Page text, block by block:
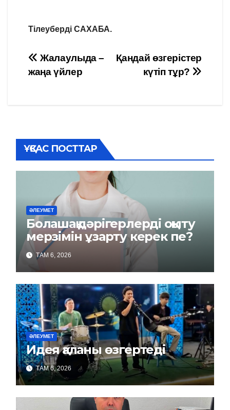
Тілеуберді САХАБА.
Навигация
по
Қандай өзгерістер
күтіп тұр?
Жалаулыда –
жаңа үйлер
ҰҚСАС ПОСТТАР
ӘЛЕУМЕТ
Болашақ дәрігерлерді оқыту
мерзімін ұзарту керек пе?
ТАМ 6, 2026
ӘЛЕУМЕТ
Идея қаланы өзгертеді
ТАМ 6, 2026